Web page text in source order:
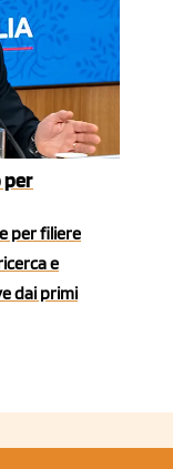
per
per filiere
e
dai primi